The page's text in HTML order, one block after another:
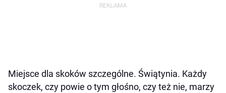
Miejsce dla skoków szczególne. Świątynia. Każdy
skoczek, czy powie o tym głośno, czy też nie, marzy